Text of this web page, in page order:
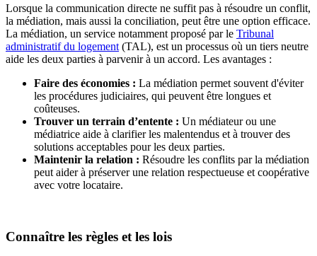
Lorsque la communication directe ne suffit pas à résoudre un conflit,
la médiation, mais aussi la conciliation, peut être une option efficace.
La médiation, un service notamment proposé par le Tribunal
administratif du logement (TAL), est un processus où un tiers neutre
aide les deux parties à parvenir à un accord. Les avantages :
Faire des économies : La médiation permet souvent d'éviter
les procédures judiciaires, qui peuvent être longues et
coûteuses.
Trouver un terrain d’entente : Un médiateur ou une
médiatrice aide à clarifier les malentendus et à trouver des
solutions acceptables pour les deux parties.
Maintenir la relation : Résoudre les conflits par la médiation
peut aider à préserver une relation respectueuse et coopérative
avec votre locataire.
Connaître les règles et les lois